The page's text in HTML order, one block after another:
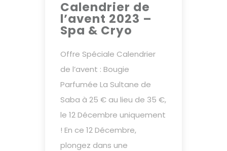
Calendrier de
l’avent 2023 –
Spa & Cryo
Offre Spéciale Calendrier
de l’avent : Bougie
Parfumée La Sultane de
Saba à 25 € au lieu de 35 €,
le 12 Décembre uniquement
! En ce 12 Décembre,
plongez dans une